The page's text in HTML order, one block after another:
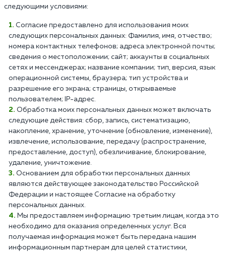
следующими условиями:
Согласие предоставлено для использования моих
следующих персональных данных: Фамилия, имя, отчество;
номера контактных телефонов; адреса электронной почты;
сведения о местоположении; сайт; аккаунты в социальных
сетях и мессенджерах; название компании; тип, версия, язык
операционной системы, браузера; тип устройства и
разрешение его экрана; страницы, открываемые
пользователем; IP-адрес.
Обработка моих персональных данных может включать
следующие действия: сбор, запись, систематизацию,
накопление, хранение, уточнение (обновление, изменение),
извлечение, использование, передачу (распространение,
предоставление, доступ), обезличивание, блокирование,
удаление, уничтожение.
Основанием для обработки персональных данных
являются действующее законодательство Российской
Федерации и настоящее Согласие на обработку
персональных данных.
Мы предоставляем информацию третьим лицам, когда это
необходимо для оказания определенных услуг. Вся
получаемая информация может быть передана нашим
информационным партнерам для целей статистики,